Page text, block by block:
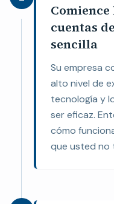
cuentas
sencilla
Su empresa
alto nivel de
tecnología y
ser eficaz.
cómo
que usted no